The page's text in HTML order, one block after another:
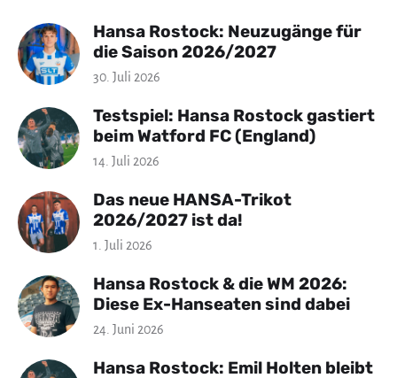
Hansa Rostock: Neuzugänge für
die Saison 2026/2027
30. Juli 2026
Testspiel: Hansa Rostock gastiert
beim Watford FC (England)
14. Juli 2026
Das neue HANSA-Trikot
2026/2027 ist da!
1. Juli 2026
Hansa Rostock & die WM 2026:
Diese Ex-Hanseaten sind dabei
24. Juni 2026
Hansa Rostock: Emil Holten bleibt